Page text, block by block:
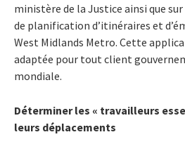
ministère de la Justice ainsi que
de planification d’itinéraires et
West Midlands Metro. Cette
adaptée pour tout client
mondiale.
Déterminer les « travailleurs
leurs déplacements